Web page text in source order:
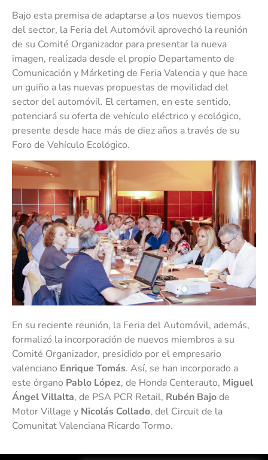
Bajo esta premisa de adaptarse a los nuevos tiempos
del sector, la Feria del Automóvil aprovechó la reunión
de su Comité Organizador para presentar la nueva
imagen, realizada desde el propio Departamento de
Comunicación y Márketing de Feria Valencia y que hace
un guiño a las nuevas propuestas de movilidad del
sector del automóvil. El certamen, en este sentido,
potenciará su oferta de vehículo eléctrico y ecológico,
presente desde hace más de diez años a través de su
Foro de Vehículo Ecológico.
En su reciente reunión, la Feria del Automóvil, además,
formalizó la incorporación de nuevos miembros a su
Comité Organizador, presidido por el empresario
valenciano Enrique Tomás. Así, se han incorporado a
este órgano Pablo López, de Honda Centerauto, Miguel
Ángel Villalta, de PSA PCR Retail, Rubén Bajode
Motor Village y Nicolás Collado, del Circuit de la
Comunitat Valenciana Ricardo Tormo.